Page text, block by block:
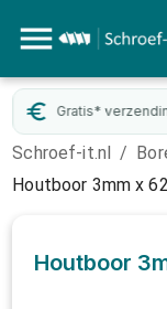
Gratis*
Schroef-it.nl /
Houtboor 3mm x
Houtboor